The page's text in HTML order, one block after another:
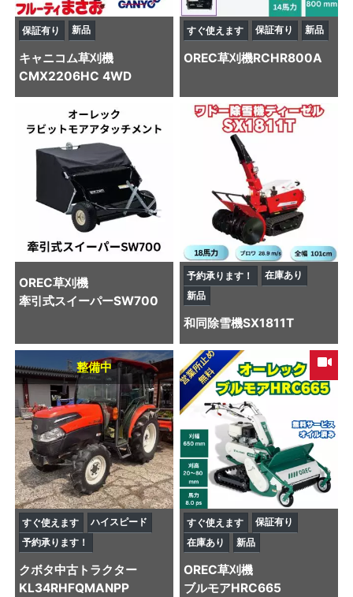
保証有り 新品
キャニコム草刈機
CMX2206HC 4WD
すぐ使えます 保証有り 新品
OREC草刈機RCHR800A
OREC草刈機
牽引式スイーパーSW700
予約承ります！
在庫あり
新品
和同 除雪機SX1811T
整備中
すぐ使えます
ハイスピード
予約承ります！
クボタ中古トラクター
KL34RHFQMANPP
すぐ使えます
保証有り
在庫あり
新品
OREC草刈機
ブルモアHRC665